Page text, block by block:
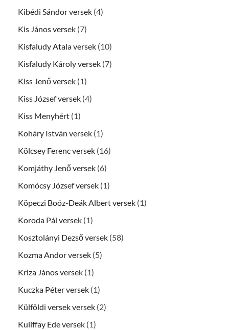
Kibédi Sándor versek (4)
Kis János versek (7)
Kisfaludy Atala versek (10)
Kisfaludy Károly versek (7)
Kiss Jenő versek (1)
Kiss József versek (4)
Kiss Menyhért (1)
Koháry István versek (1)
Kölcsey Ferenc versek (16)
Komjáthy Jenő versek (6)
Komócsy József versek (1)
Köpeczi Boóz-Deák Albert versek (1)
Koroda Pál versek (1)
Kosztolányi Dezső versek (58)
Kozma Andor versek (5)
Kriza János versek (1)
Kuczka Péter versek (1)
Külföldi versek versek (2)
Kuliffay Ede versek (1)